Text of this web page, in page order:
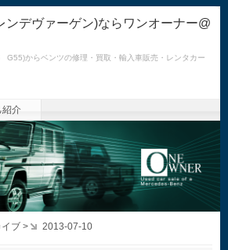
ンデヴァーゲン)ならワンオーナー@
からベンツの修理・買取・輸入車販売・レンタカー
紹介
ブ > 2013-07-10